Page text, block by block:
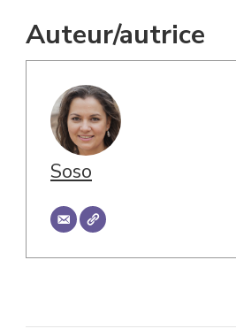
Auteur/autrice
Soso